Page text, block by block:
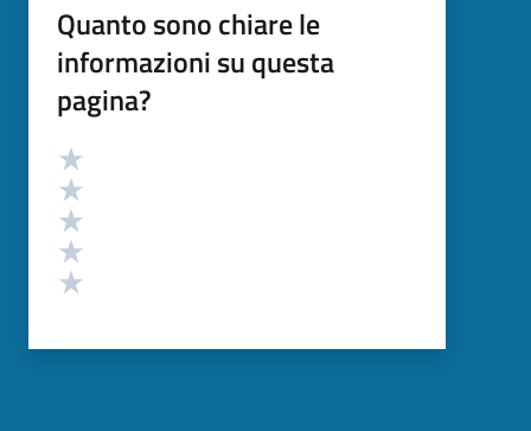
Quanto sono chiare le
informazioni su questa
pagina?
Valutazione